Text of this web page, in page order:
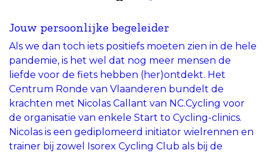
Jouw persoonlijke begeleider
Als we dan toch iets positiefs moeten zien in de hele
pandemie, is het wel dat nog meer mensen de
liefde voor de fiets hebben (her)ontdekt. Het
Centrum Ronde van Vlaanderen bundelt de
krachten met Nicolas Callant van NC.Cycling voor
de organisatie van enkele Start to Cycling-clinics.
Nicolas is een gediplomeerd initiator wielrennen en
trainer bij zowel Isorex Cycling Club als bij de